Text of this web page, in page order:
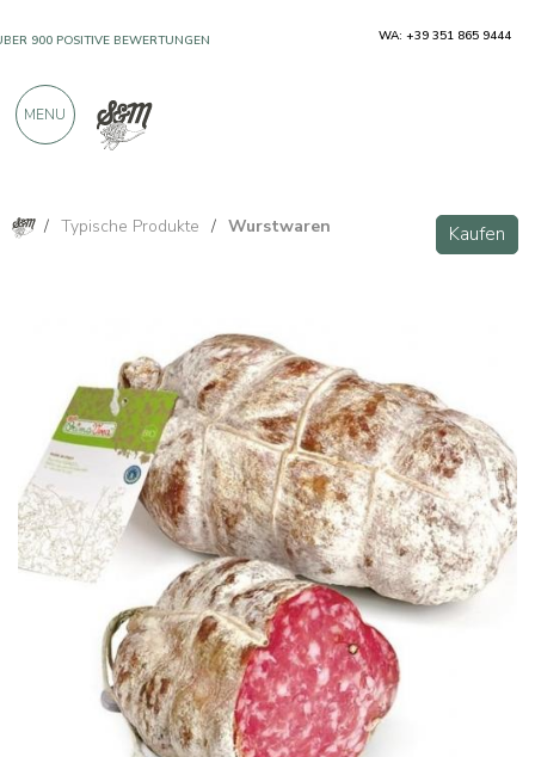
/ Typische Produkte / Wurstwaren Kaufen
900 POSITIVE BEWERTUNGEN WA: +39 351 865 9444
MENU